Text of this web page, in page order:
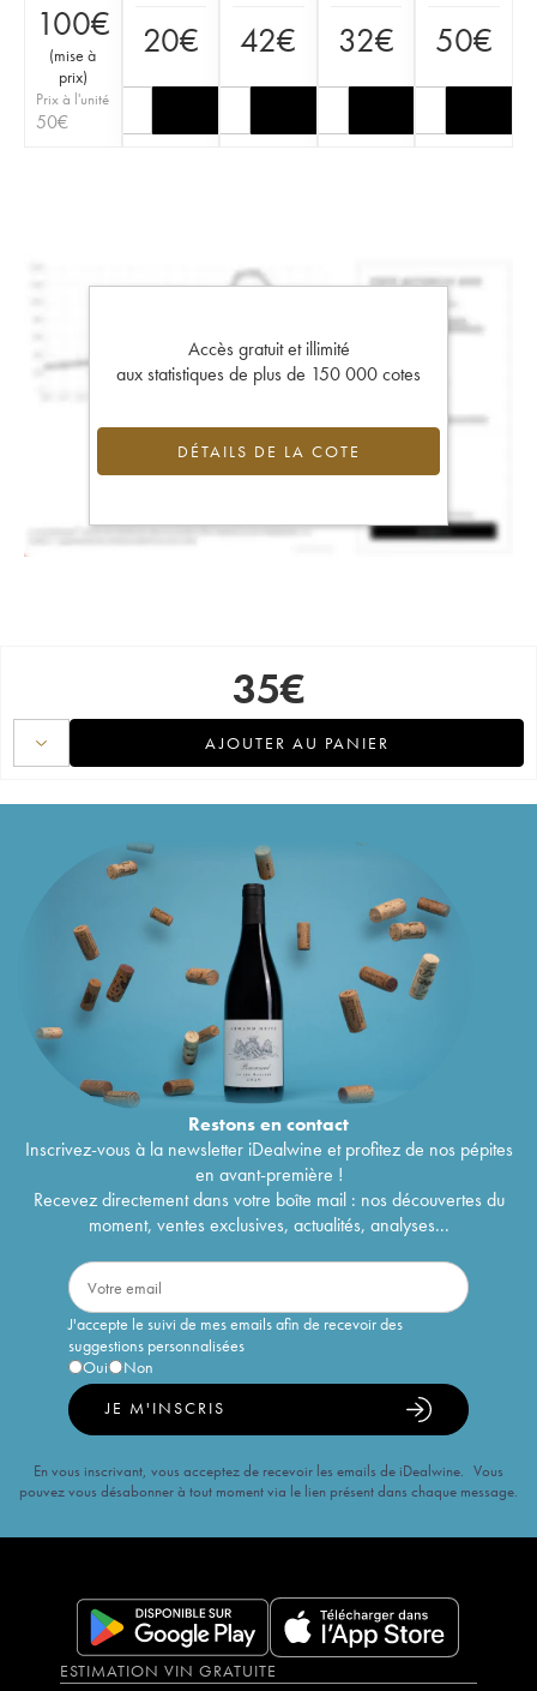
100€
(mise à
prix)
Prix à l'unité
50€
20€ 42€ 32€ 50€
Accès gratuit et illimité
aux statistiques de plus de 150 000 cotes
DÉTAILS DE LA COTE
35€
AJOUTER AU PANIER
Restons encontact
Inscrivez-vous à la newsletter iDealwine et profitez de nos pépites
en avant-première !
Recevez directement dans votre boîte mail : nos découvertes du
moment, ventes exclusives, actualités, analyses...
J'accepte le suivi de mes emails afin de recevoir des
suggestions personnalisées
Oui
Non
JE M'INSCRIS
En vous inscrivant, vous acceptez de recevoir les emails de iDealwine. Vous
pouvez vous désabonner à tout moment via le lien présent dans chaque message.
ESTIMATION VIN GRATUITE